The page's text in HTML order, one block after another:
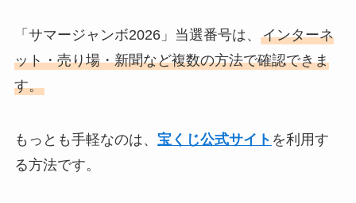
「サマージャンボ2026」当選番号は、 インターネ
ット・売り場・新聞など複数の方法で確認できま
す。
もっとも手軽なのは、 宝くじ公式サイト を利用す
る方法です。